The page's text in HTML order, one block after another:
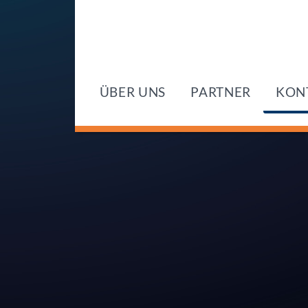
ÜBER UNS PARTNER